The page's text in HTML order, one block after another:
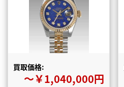
買取価格:
〜￥1,040,000円